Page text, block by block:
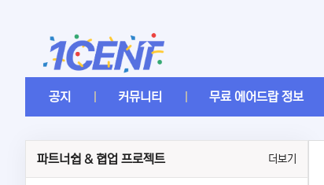
공지 커뮤니티 무료 에어드랍 정보
파트너쉽 & 협업 프로젝트 더보기